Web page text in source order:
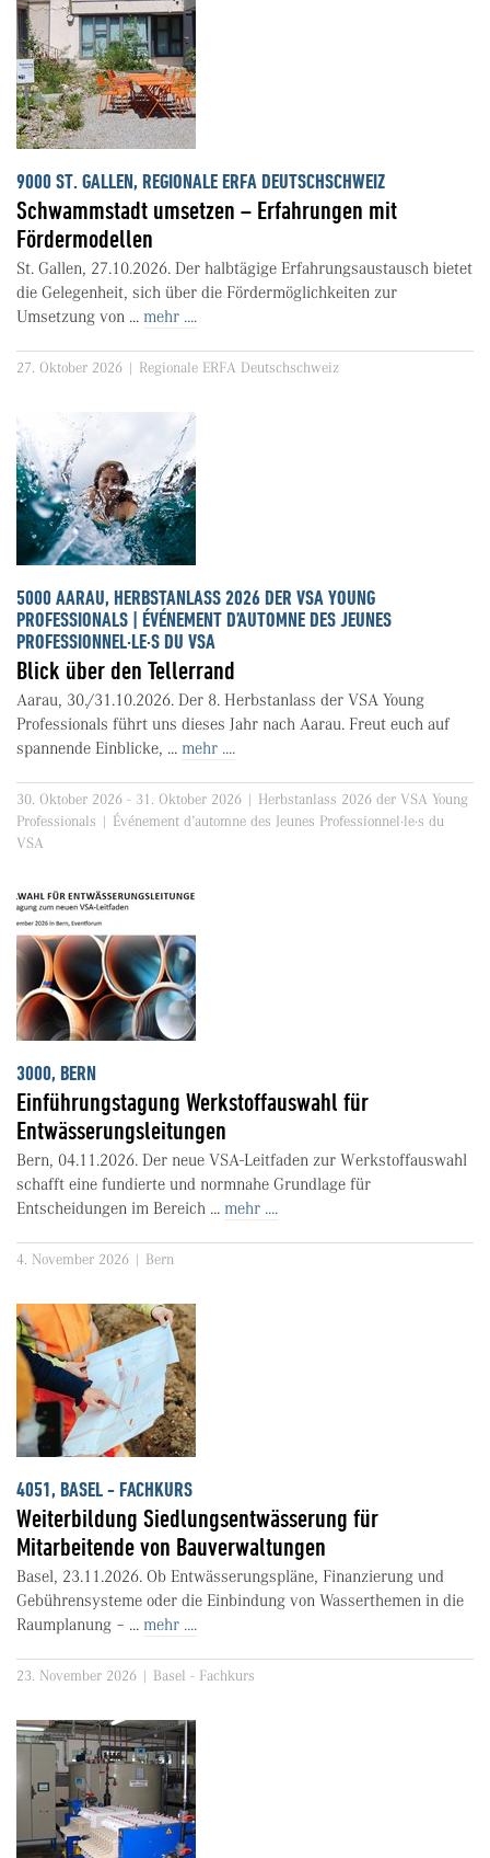
9000 ST. GALLEN, REGIONALE ERFA DEUTSCHSCHWEIZ
Schwammstadt umsetzen – Erfahrungen mit
Fördermodellen
St. Gallen, 27.10.2026. Der halbtägige Erfahrungsaustausch bietet
die Gelegenheit, sich über die Fördermöglichkeiten zur
Umsetzung von ... mehr ....
27. Oktober 2026 | Regionale ERFA Deutschschweiz
5000 AARAU, HERBSTANLASS 2026 DER VSA YOUNG
PROFESSIONALS | ÉVÉNEMENT D’AUTOMNE DES JEUNES
PROFESSIONNEL·LE·S DU VSA
Blick über den Tellerrand
Aarau, 30./31.10.2026. Der 8. Herbstanlass der VSA Young
Professionals führt uns dieses Jahr nach Aarau. Freut euch auf
spannende Einblicke, ... mehr ....
30. Oktober 2026 - 31. Oktober 2026 | Herbstanlass 2026 der VSA Young
Professionals | Événement d’automne des Jeunes Professionnel·le·s du
VSA
3000, BERN
Einführungstagung Werkstoffauswahl für
Entwässerungsleitungen
Bern, 04.11.2026. Der neue VSA-Leitfaden zur Werkstoffauswahl
schafft eine fundierte und normnahe Grundlage für
Entscheidungen im Bereich ... mehr ....
4. November 2026 | Bern
4051, BASEL - FACHKURS
Weiterbildung Siedlungsentwässerung für
Mitarbeitende von Bauverwaltungen
Basel, 23.11.2026. Ob Entwässerungspläne, Finanzierung und
Gebührensysteme oder die Einbindung von Wasserthemen in die
Raumplanung – ... mehr ....
23. November 2026 | Basel - Fachkurs